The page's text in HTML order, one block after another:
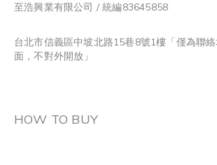
至浩興業有限公司 / 統編83645858
台北市信義區中坡北路15巷8號1樓「僅為聯
面，不對外開放」
HOW TO BUY